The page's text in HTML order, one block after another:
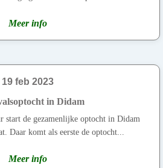
Meer info
19 feb 2023
in Didam
start de gezamenlijke optocht in Didam
Daar komt als eerste de optocht...
Meer info